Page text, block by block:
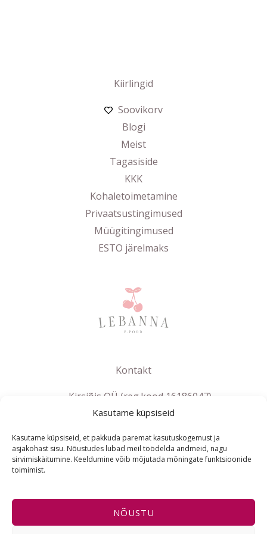
Kasutame küpsiseid
Kasutame küpsiseid, et pakkuda paremat kasutuskogemust ja
asjakohast sisu. Nõustudes lubad meil töödelda andmeid, nagu
sirvimiskäitumine. Keeldumine võib mõjutada mõningate funktsioonide
toimimist.
NÕUSTU
Kontakt
Kirsiõis OÜ (reg.kood 16186047)
info@lebanna.ee
KMKR EE102658392
Kiirlingid
Soovikorv
Blogi
Meist
Tagasiside
KKK
Kohaletoimetamine
Privaatsustingimused
Müügitingimused
ESTO järelmaks
ET